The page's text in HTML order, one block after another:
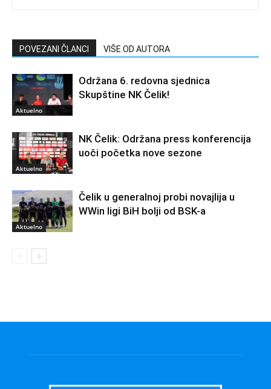
POVEZANI ČLANCI VIŠE OD AUTORA
Aktuelno
Održana 6. redovna sjednica
Skupštine NK Čelik!
Aktuelno
NK Čelik: Održana press konferencija
uoči početka nove sezone
Aktuelno
Čelik u generalnoj probi novajlija u
WWin ligi BiH bolji od BSK-a